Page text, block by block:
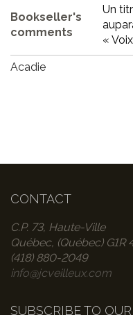
Bookseller's
comments
Un
«
Acadie
CONTACT
C.P. 73, Haute-Ville
Québec, (Québec) G1R
(418) 880-2049
info@jcveilleux.com
SUBSCRIBE TO